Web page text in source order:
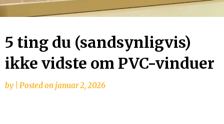
5 ting du (sandsynligvis)
ikke vidste om PVC-vinduer
by Posted on januar 2, 2026